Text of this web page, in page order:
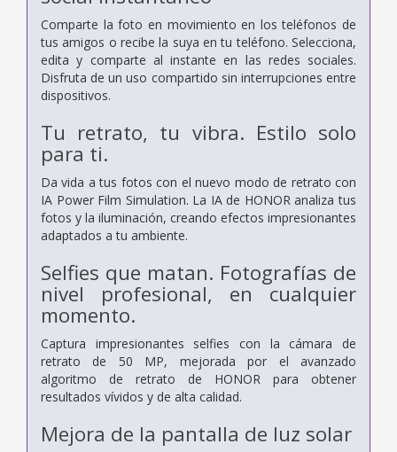
Comparte la foto en movimiento en los teléfonos de
tus amigos o recibe la suya en tu teléfono. Selecciona,
edita y comparte al instante en las redes sociales.
Disfruta de un uso compartido sin interrupciones entre
dispositivos.
Tu retrato, tu vibra. Estilo solo
para ti.
Da vida a tus fotos con el nuevo modo de retrato con
IA Power Film Simulation. La IA de HONOR analiza tus
fotos y la iluminación, creando efectos impresionantes
adaptados a tu ambiente.
Selfies que matan. Fotografías de
nivel profesional, en cualquier
momento.
Captura impresionantes selfies con la cámara de
retrato de 50 MP, mejorada por el avanzado
algoritmo de retrato de HONOR para obtener
resultados vívidos y de alta calidad.
Mejora de la pantalla de luz solar